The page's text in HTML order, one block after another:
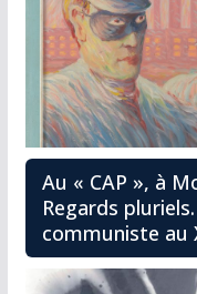
Au « CAP », à
Regards
communiste au